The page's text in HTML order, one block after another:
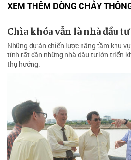
XEM THÊM DÒNG CHẢY
Chìa khóa vẫn là nhà đầu
Những dự án chiến lược nâng tầm khu
tỉnh rất cần những nhà đầu tư lớn triển
thụ hưởng.